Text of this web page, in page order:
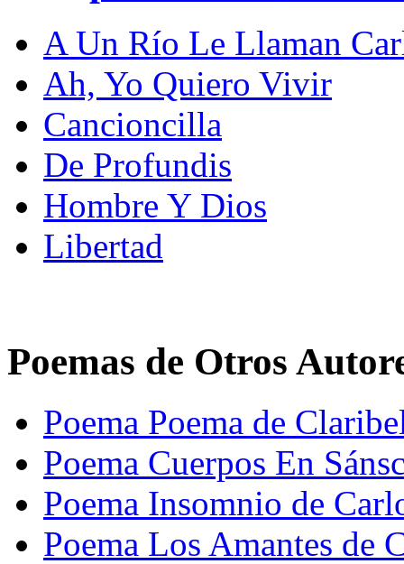
A Un Río Le Llaman
Ah, Yo Quiero Vivir
Cancioncilla
De Profundis
Hombre Y Dios
Libertad
Poemas de Otros
Poema Poema de
Poema Cuerpos En
Poema Insomnio de
Poema Los Amantes de